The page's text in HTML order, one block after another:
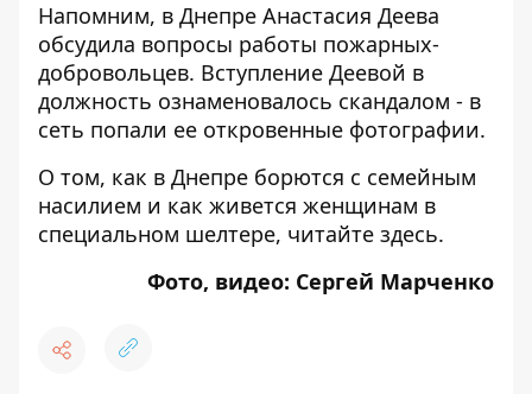
Напомним, в Днепре Анастасия Деева
обсудила вопросы работы пожарных-
добровольцев. Вступление Деевой в
должность ознаменовалось скандалом - в
сеть попали ее откровенные фотографии.
О том, как в Днепре борются с семейным
насилием и как живется женщинам в
специальном шелтере, читайте здесь.
Фото, видео: Сергей Марченко